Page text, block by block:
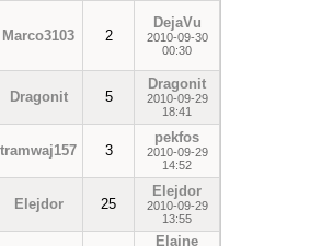
Marco3103 2
DejaVu
2010-09-30
00:30
Dragonit 5
Dragonit
2010-09-29
18:41
tramwaj157 3
pekfos
2010-09-29
14:52
Elejdor 25
Elejdor
2010-09-29
13:55
Elaine